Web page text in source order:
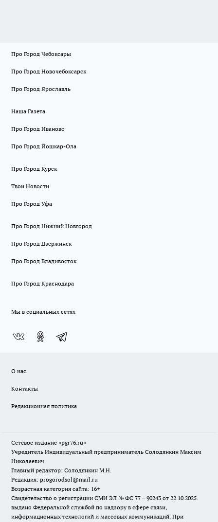
Про Город Чебоксары
Про Город Новочебоксарск
Про Город Ярославль
Наша Газета
Про Город Иваново
Про Город Йошкар-Ола
Про Город Курск
Твои Новости
Про Город Уфа
Про Город Нижний Новгород
Про Город Дзержинск
Про Город Владивосток
Про Город Краснодара
Мы в социальных сетях
О нас
Контакты
Редакционная политика
Сетевое издание «pgr76.ru»
Учредитель Индивидуальный предприниматель Солодянкин Максим
Николаевич
Главный редактор: Солодянкин М.Н.
Редакция: progorodsol@mail.ru
Возрастная категория сайта: 16+
Свидетельство о регистрации СМИ ЭЛ № ФС 77 – 90243 от 22.10.2025.
выдано Федеральной службой по надзору в сфере связи,
информационных технологий и массовых коммуникаций. При